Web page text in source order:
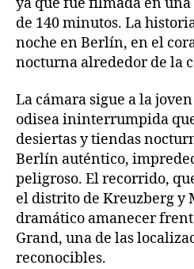
de 140 minutos. La
noche en Berlín, en el
nocturna alrededor de la
La cámara sigue a la
odisea ininterrumpida
desiertas y tiendas
Berlín auténtico,
peligroso. El recorrido,
el distrito de Kreuzberg y
dramático amanecer
Grand, una de las
reconocibles.